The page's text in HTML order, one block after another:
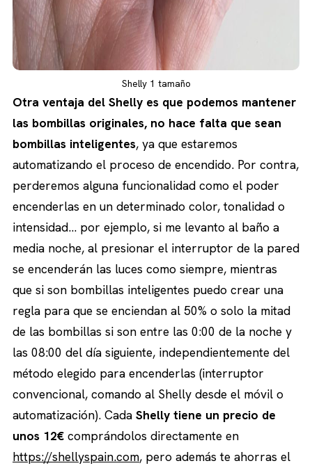
Shelly 1 tamaño
Otra ventaja del Shelly es que podemos mantener
las bombillas originales, no hace falta que sean
bombillas inteligentes, ya que estaremos
automatizando el proceso de encendido. Por contra,
perderemos alguna funcionalidad como el poder
encenderlas en un determinado color, tonalidad o
intensidad… por ejemplo, si me levanto al baño a
media noche, al presionar el interruptor de la pared
se encenderán las luces como siempre, mientras
que si son bombillas inteligentes puedo crear una
regla para que se enciendan al 50% o solo la mitad
de las bombillas si son entre las 0:00 de la noche y
las 08:00 del día siguiente, independientemente del
método elegido para encenderlas (interruptor
convencional, comando al Shelly desde el móvil o
automatización). Cada Shelly tiene un precio de
unos 12€ comprándolos directamente en
https://shellyspain.com, pero además te ahorras el